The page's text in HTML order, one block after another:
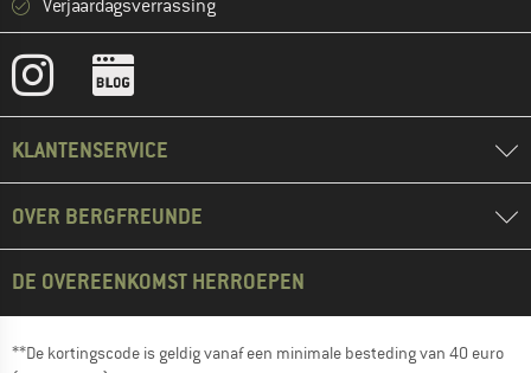
Verjaardagsverrassing
KLANTENSERVICE
OVER BERGFREUNDE
DE OVEREENKOMST HERROEPEN
**De kortingscode is geldig vanaf een minimale besteding van 40 euro